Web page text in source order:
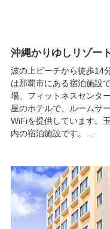
沖縄かりゆしリゾー
波の上ビーチから徒歩14
は那覇市にある宿泊施設
場、フィットネスセンタ
星のホテルで、ルームサ
WiFiを提供しています。
内の宿泊施設です。...